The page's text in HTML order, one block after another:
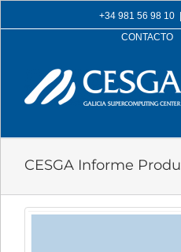
to
+34 981 56 98 10
CONTACTO
CESGA Informe